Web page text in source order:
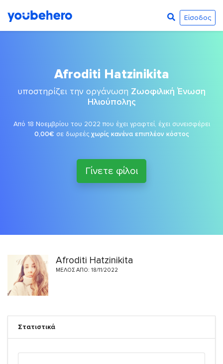
Είσοδος
Afroditi Hatzinikita
υποστηρίζει την οργάνωση Ζωοφιλική Ένωση
Ηλιούπολης
Από 18 Νοεμβρίου του 2022 που έχει γραφτεί, έχει συνεισφέρει
0,00€ σε δωρεές χωρίς κανένα επιπλέον κόστος
Γίνετε φίλοι
Afroditi Hatzinikita
ΜΈΛΟΣ ΑΠΌ: 18/11/2022
Στατιστικά